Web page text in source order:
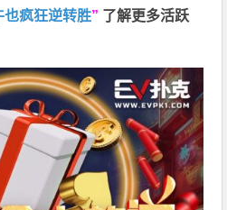
也疯狂逆转胜” 了解更多活跃